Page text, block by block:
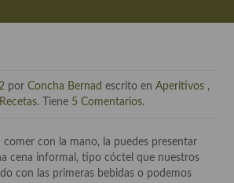
espesantes y aditivos
por Concha Bernad escrito en Aperitivos ,
Recetas. Tiene 5 Comentarios.
comer con la mano, la puedes presentar
cena informal, tipo cóctel que nuestros
con las primeras bebidas o podemos